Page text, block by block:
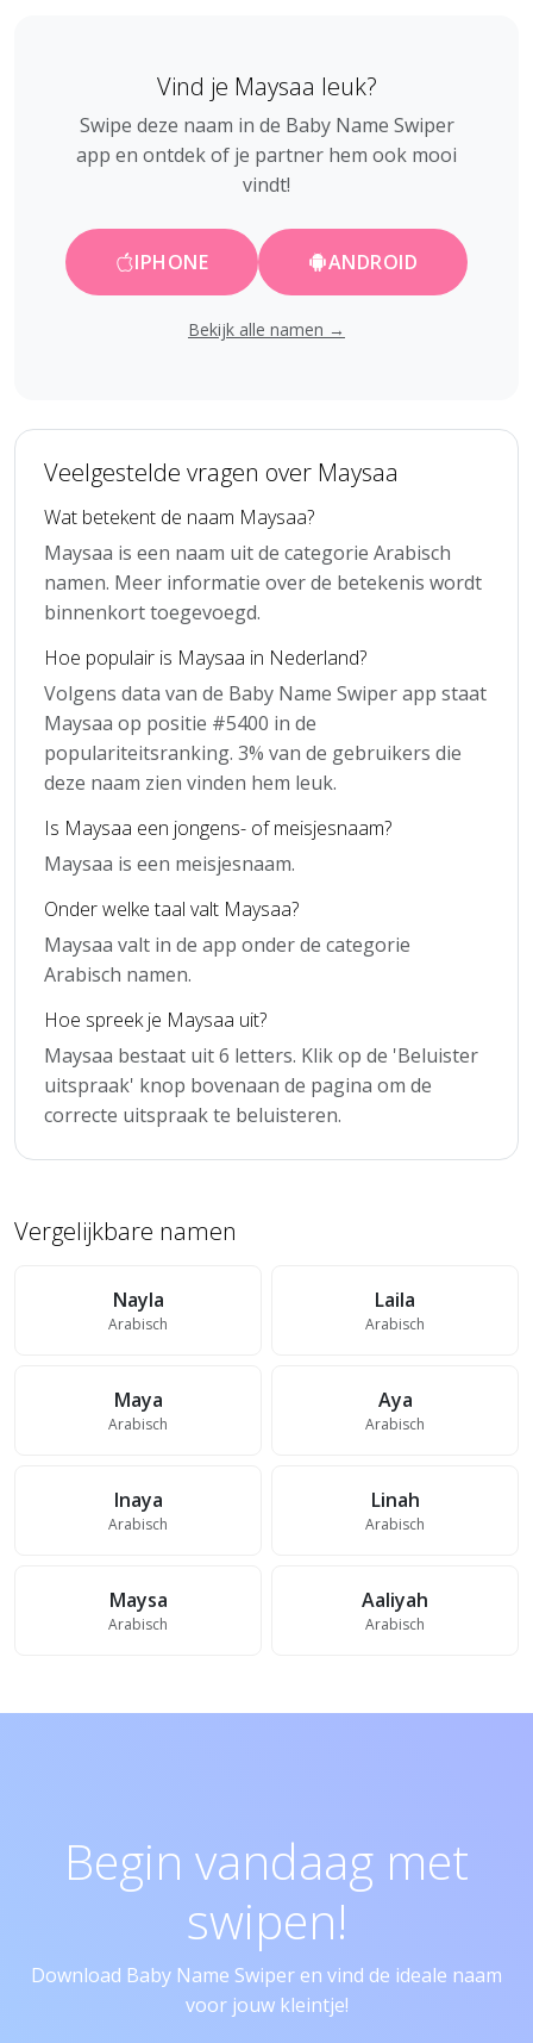
Vind je Maysaa leuk?
Swipe deze naam in de Baby Name Swiper
app en ontdek of je partner hem ook mooi
vindt!
IPHONE ANDROID
Bekijk alle namen →
Veelgestelde vragen over Maysaa
Wat betekent de naam Maysaa?
Maysaa is een naam uit de categorie Arabisch
namen. Meer informatie over de betekenis wordt
binnenkort toegevoegd.
Hoe populair is Maysaa in Nederland?
Volgens data van de Baby Name Swiper app staat
Maysaa op positie #5400 in de
populariteitsranking. 3% van de gebruikers die
deze naam zien vinden hem leuk.
Is Maysaa een jongens- of meisjesnaam?
Maysaa is een meisjesnaam.
Onder welke taal valt Maysaa?
Maysaa valt in de app onder de categorie
Arabisch namen.
Hoe spreek je Maysaa uit?
Maysaa bestaat uit 6 letters. Klik op de 'Beluister
uitspraak' knop bovenaan de pagina om de
correcte uitspraak te beluisteren.
Vergelijkbare namen
Nayla
Arabisch
Laila
Arabisch
Maya
Arabisch
Aya
Arabisch
Inaya
Arabisch
Linah
Arabisch
Maysa
Arabisch
Aaliyah
Arabisch
Begin vandaag met
swipen!
Download Baby Name Swiper en vind de ideale naam
voor jouw kleintje!